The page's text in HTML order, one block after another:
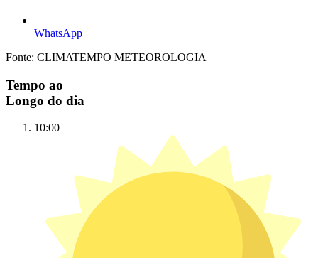
WhatsApp
Fonte: CLIMATEMPO METEOROLOGIA
Tempo ao
Longo do dia
10:00